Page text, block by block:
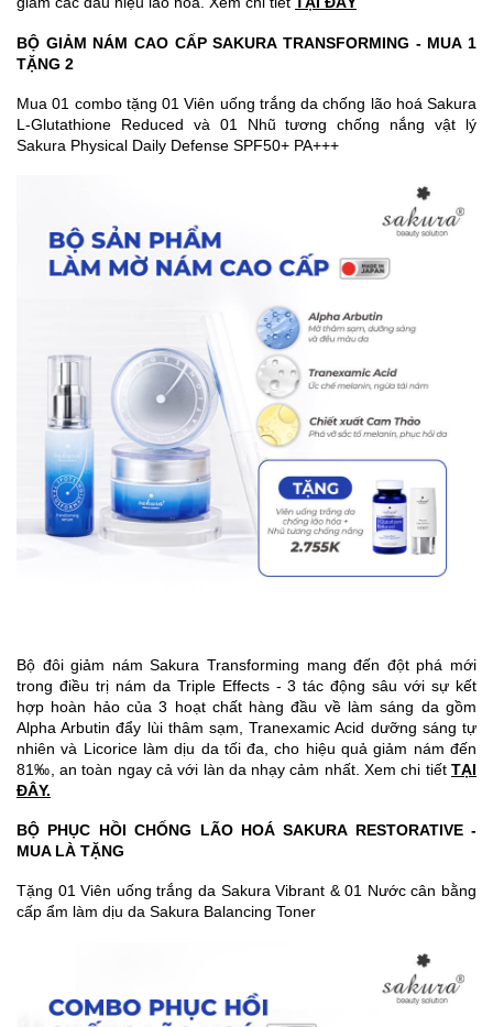
BỘ GIẢM NÁM CAO CẤP SAKURA TRANSFORMING - MUA 1
TẶNG 2
Mua 01 combo tặng 01 Viên uống trắng da chống lão hoá Sakura
L-Glutathione Reduced và 01 Nhũ tương chống nắng vật lý
Sakura Physical Daily Defense SPF50+ PA+++
Bộ đôi giảm nám Sakura Transforming mang đến đột phá mới
trong điều trị nám da Triple Effects - 3 tác động sâu với sự kết
hợp hoàn hảo của 3 hoạt chất hàng đầu về làm sáng da gồm
Alpha Arbutin đẩy lùi thâm sạm, Tranexamic Acid dưỡng sáng tự
nhiên và Licorice làm dịu da tối đa, cho hiệu quả giảm nám đến
81‰, an toàn ngay cả với làn da nhạy cảm nhất. Xem chi tiết TẠI
ĐÂY.
BỘ PHỤC HỒI CHỐNG LÃO HOÁ SAKURA RESTORATIVE -
MUA LÀ TẶNG
Tặng 01 Viên uống trắng da Sakura Vibrant & 01 Nước cân bằng
cấp ẩm làm dịu da Sakura Balancing Toner